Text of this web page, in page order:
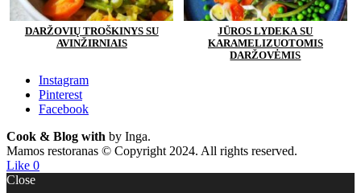
DARŽOVIŲ TROŠKINYS SU
AVINŽIRNIAIS
JŪROS LYDEKA SU
KARAMELIZUOTOMIS
DARŽOVĖMIS
Instagram
Pinterest
Facebook
Cook & Blog with by Inga.
Mamos restoranas © Copyright 2024. All rights reserved.
Like 0
Close